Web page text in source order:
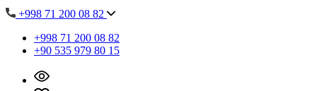
+998 71 200 08 82
+998 71 200 08 82
+90 535 979 80 15